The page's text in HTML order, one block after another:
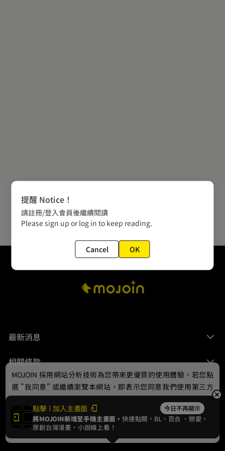
最新消息
相關條款
聯絡我們
© 2024 gamania Digital Entertainment Co., Ltd.
點擊 加入主畫面 今日不再顯示
將MOJOIN新增至手機主畫面，快速點開，BL、 百合 、戀愛，
原創台灣漫畫、小說線上看！
MOJOIN 採用網站分析技術為您帶來更優質的使用體驗，若您點
選 "我同意" 或繼續瀏覽本網站，即表示您同意我們使用第三方
Cookie，欲瞭解更多資訊請見隱私權政策。
我同意
提醒 Notice！
請註冊/登入會員後繼續閱讀
Please sign up or log in to keep reading.
Cancel OK